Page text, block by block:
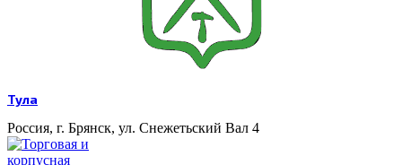
Тула
Россия, г. Брянск, ул. Снежетьский Вал 4